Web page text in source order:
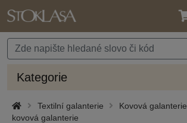
Kategorie
Textilní galanterie Kovová galanterie
kovová galanterie